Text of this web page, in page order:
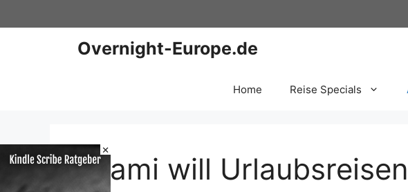
×
Inhalt
Overnight-Europe.de
Home Reise Specials
Miami will